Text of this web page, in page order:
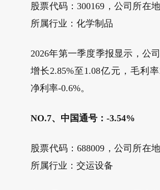
股票代码：300169，公司所在
所属行业：化学制品
2026年第一季度季报显示，公
增长2.85%至1.08亿元，毛利率
净利率-0.6%。
NO.7、中国通号：-3.54%
股票代码：688009，公司所在
所属行业：交运设备